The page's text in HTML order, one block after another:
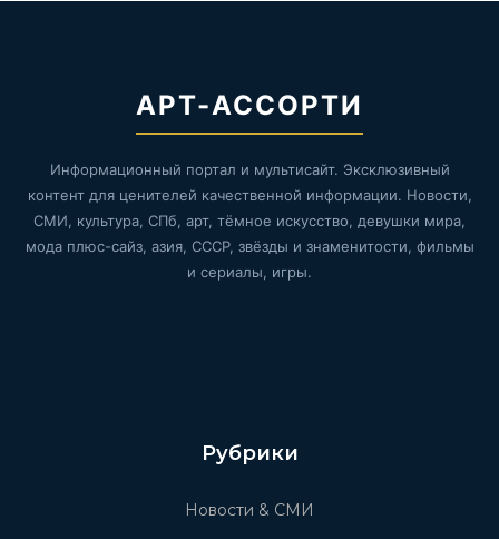
АРТ-АССОРТИ
Информационный портал и мультисайт. Эксклюзивный
контент для ценителей качественной информации. Новости,
СМИ, культура, СПб, арт, тёмное искусство, девушки мира,
мода плюс-сайз, азия, СССР, звёзды и знаменитости, фильмы
и сериалы, игры.
Рубрики
Новости & СМИ